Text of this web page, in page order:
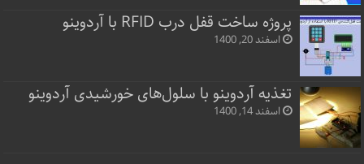
پروژه ساخت قفل‌ درب RFID با آردوینو
اسفند 20, 1400
تغذیه آردوینو با سلول‌های خورشیدی آردوینو
اسفند 14, 1400